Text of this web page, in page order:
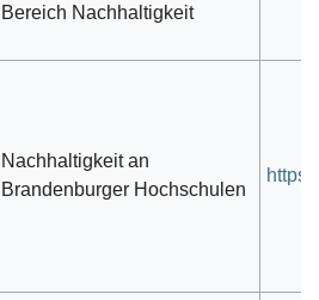
Bereich Nachhaltigkeit
Nachhaltigkeit an
Brandenburger Hochschulen